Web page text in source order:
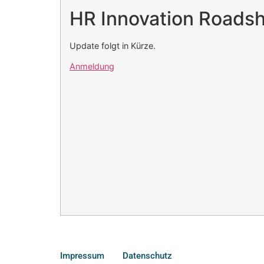
HR Innovation
Update folgt in Kürze.
Anmeldung
Impressum Datenschutz